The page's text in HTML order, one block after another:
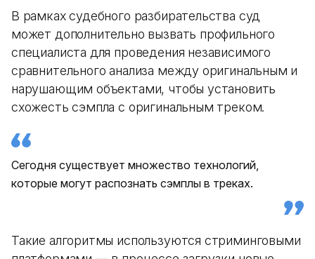
В рамках судебного разбирательства суд
может дополнительно вызвать профильного
специалиста для проведения независимого
сравнительного анализа между оригинальным и
нарушающим объектами, чтобы установить
схожесть сэмпла с оригинальным треком.
Сегодня существует множество технологий,
которые могут распознать сэмплы в треках.
Такие алгоритмы используются стриминговыми